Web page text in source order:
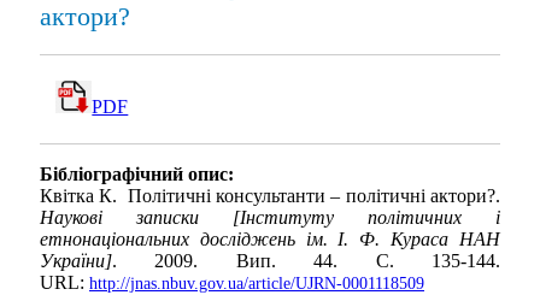
актори?
PDF
Бібліографічний опис:
Квітка К. Політичні консультанти – політичні актори?.
Наукові записки [Інституту політичних і
етнонаціональних досліджень ім. І. Ф. Кураса НАН
України]. 2009. Вип. 44. С. 135-144.
URL: http://jnas.nbuv.gov.ua/article/UJRN-0001118509